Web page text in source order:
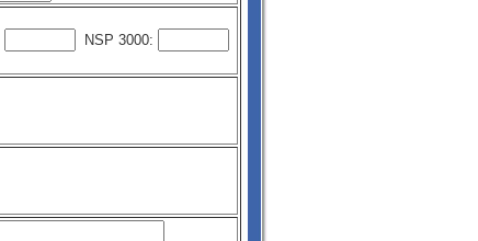
NSP 3000: